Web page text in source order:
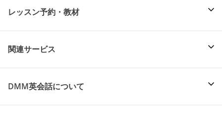
レッスン予約・教材
関連サービス
DMM英会話について